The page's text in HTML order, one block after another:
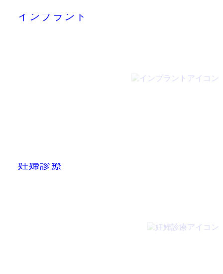
インプラント
妊婦診療